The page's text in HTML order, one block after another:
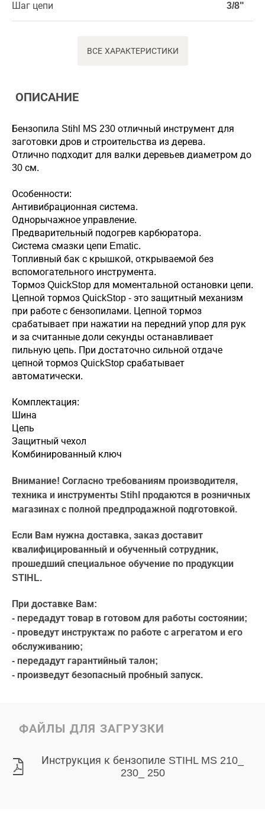
Шаг цепи 3/8"
ВСЕ ХАРАКТЕРИСТИКИ
ОПИСАНИЕ
Бензопила Stihl MS 230 отличный инструмент для
заготовки дров и строительства из дерева.
Отлично подходит для валки деревьев диаметром до
30 см.
Особенности:
Антивибрационная система.
Однорычажное управление.
Предварительный подогрев карбюратора.
Система смазки цепи Ematic.
Топливный бак с крышкой, открываемой без
вспомогательного инструмента.
Тормоз QuickStop для моментальной остановки цепи.
Цепной тормоз QuickStop - это защитный механизм
при работе с бензопилами. Цепной тормоз
срабатывает при нажатии на передний упор для рук
и за считанные доли секунды останавливает
пильную цепь. При достаточно сильной отдаче
цепной тормоз QuickStop срабатывает
автоматически.
Комплектация:
Шина
Цепь
Защитный чехол
Комбинированный ключ
Внимание! Согласно требованиям производителя,
техника и инструменты Stihl продаются в розничных
магазинах с полной предпродажной подготовкой.
Если Вам нужна доставка, заказ доставит
квалифицированный и обученный сотрудник,
прошедший специальное обучение по продукции
STIHL.
При доставке Вам:
- передадут товар в готовом для работы состоянии;
- проведут инструктаж по работе с агрегатом и его
обслуживанию;
- передадут гарантийный талон;
- произведут безопасный пробный запуск.
ФАЙЛЫ ДЛЯ ЗАГРУЗКИ
Инструкция к бензопиле STIHL MS 210_
230_ 250